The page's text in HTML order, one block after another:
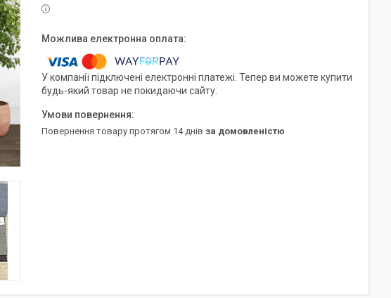
У компанії підключені електронні платежі. Тепер ви можете купити
будь-який товар не покидаючи сайту.
повернення товару протягом 14 днів за домовленістю